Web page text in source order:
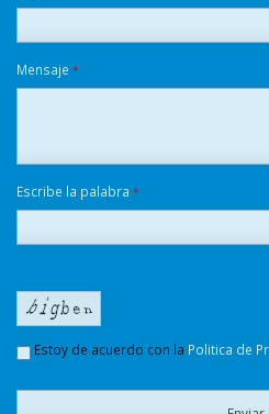
Mensaje *
Escribe la palabra *
Estoy de acuerdo con la Politica de